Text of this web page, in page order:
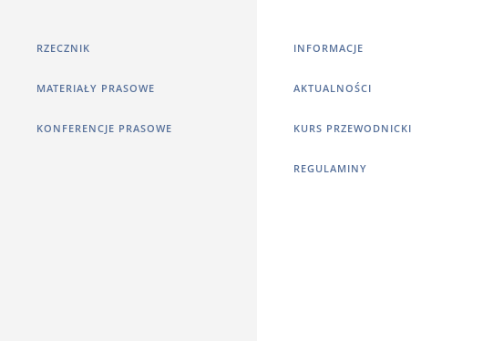
RZECZNIK
MATERIAŁY PRASOWE
KONFERENCJE PRASOWE
INFORMACJE
AKTUALNOŚCI
KURS PRZEWODNICKI
REGULAMINY